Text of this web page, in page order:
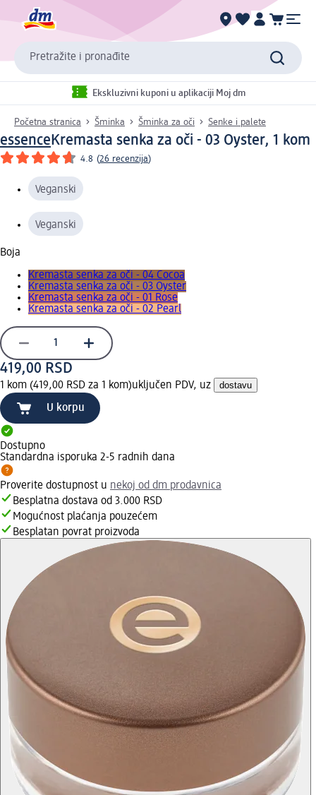
Pretražite i pronađite
Ekskluzivni kuponi u aplikaciji Moj dm
Početna stranica Šminka Šminka za oči Senke i palete
essence Kremasta senka za oči - 03 Oyster, 1 kom
4.8 (26 recenzija)
Veganski
Veganski
Boja
Kremasta senka za oči - 04 Cocoa
Kremasta senka za oči - 03 Oyster
Kremasta senka za oči - 01 Rose
Kremasta senka za oči - 02 Pearl
419,00 RSD
1 kom (419,00 RSD za 1 kom)uključen PDV, uz dostavu
U korpu
Dostupno
Standardna isporuka 2-5 radnih dana
Proverite dostupnost u nekoj od dm prodavnica
Besplatna dostava od 3.000 RSD
Mogućnost plaćanja pouzećem
Besplatan povrat proizvoda